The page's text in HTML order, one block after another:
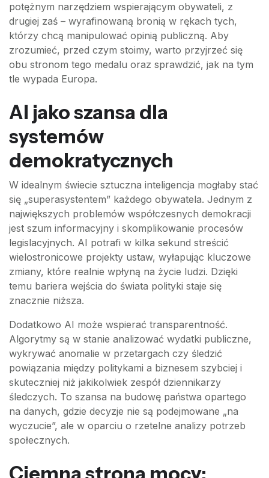
potężnym narzędziem wspierającym obywateli, z
drugiej zaś – wyrafinowaną bronią w rękach tych,
którzy chcą manipulować opinią publiczną. Aby
zrozumieć, przed czym stoimy, warto przyjrzeć się
obu stronom tego medalu oraz sprawdzić, jak na tym
tle wypada Europa.
AI jako szansa dla
systemów
demokratycznych
W idealnym świecie sztuczna inteligencja mogłaby stać
się „superasystentem” każdego obywatela. Jednym z
największych problemów współczesnych demokracji
jest szum informacyjny i skomplikowanie procesów
legislacyjnych. AI potrafi w kilka sekund streścić
wielostronicowe projekty ustaw, wyłapując kluczowe
zmiany, które realnie wpłyną na życie ludzi. Dzięki
temu bariera wejścia do świata polityki staje się
znacznie niższa.
Dodatkowo AI może wspierać transparentność.
Algorytmy są w stanie analizować wydatki publiczne,
wykrywać anomalie w przetargach czy śledzić
powiązania między politykami a biznesem szybciej i
skuteczniej niż jakikolwiek zespół dziennikarzy
śledczych. To szansa na budowę państwa opartego
na danych, gdzie decyzje nie są podejmowane „na
wyczucie”, ale w oparciu o rzetelne analizy potrzeb
społecznych.